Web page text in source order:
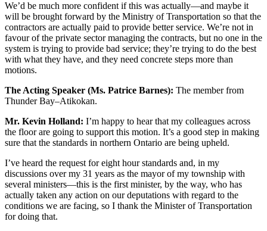
We’d be much more confident if this was actually—and maybe it
will be brought forward by the Ministry of Transportation so that the
contractors are actually paid to provide better service. We’re not in
favour of the private sector managing the contracts, but no one in the
system is trying to provide bad service; they’re trying to do the best
with what they have, and they need concrete steps more than
motions.
The Acting Speaker (Ms. Patrice Barnes): The member from
Thunder Bay–Atikokan.
Mr. Kevin Holland: I’m happy to hear that my colleagues across
the floor are going to support this motion. It’s a good step in making
sure that the standards in northern Ontario are being upheld.
I’ve heard the request for eight hour standards and, in my
discussions over my 31 years as the mayor of my township with
several ministers—this is the first minister, by the way, who has
actually taken any action on our deputations with regard to the
conditions we are facing, so I thank the Minister of Transportation
for doing that.